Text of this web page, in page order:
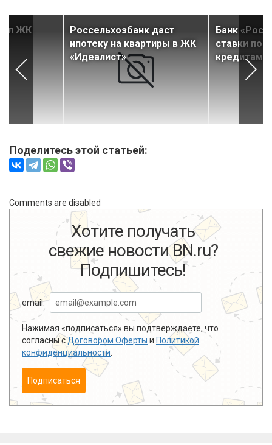
ЖК
Россельхозбанк даст
ипотеку на квартиры в ЖК
«Идеалист»
Банк
ставки по
кредитам
Поделитесь этой статьей:
Comments are disabled
Хотите получать
свежие новости BN.ru?
Подпишитесь!
email:
Нажимая «подписаться» вы подтверждаете, что
согласны сДоговором Оферты и Политикой
конфиденциальности
Подписаться